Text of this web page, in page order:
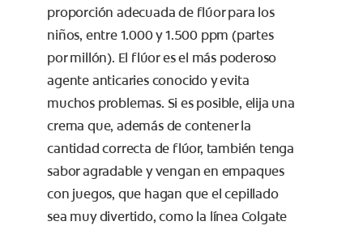
proporción adecuada de flúor para los
niños, entre 1.000 y 1.500 ppm (partes
por millón). El flúor es el más poderoso
agente anticaries conocido y evita
muchos problemas. Si es posible, elija una
crema que, además de contener la
cantidad correcta de flúor, también tenga
sabor agradable y vengan en empaques
con juegos, que hagan que el cepillado
sea muy divertido, como la línea Colgate